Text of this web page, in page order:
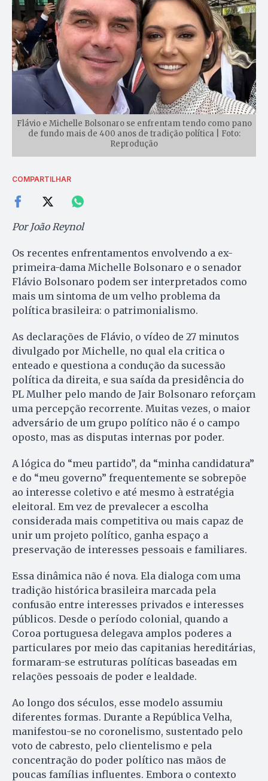
Flávio e Michelle Bolsonaro se enfrentam tendo como pano
de fundo mais de 400 anos de tradição política | Foto:
Reprodução
COMPARTILHAR
Por João Reynol
Os recentes enfrentamentos envolvendo a ex-
primeira-dama Michelle Bolsonaro e o senador
Flávio Bolsonaro podem ser interpretados como
mais um sintoma de um velho problema da
política brasileira: o patrimonialismo.
As declarações de Flávio, o vídeo de 27 minutos
divulgado por Michelle, no qual ela critica o
enteado e questiona a condução da sucessão
política da direita, e sua saída da presidência do
PL Mulher pelo mando de Jair Bolsonaro reforçam
uma percepção recorrente. Muitas vezes, o maior
adversário de um grupo político não é o campo
oposto, mas as disputas internas por poder.
A lógica do “meu partido”, da “minha candidatura”
e do “meu governo” frequentemente se sobrepõe
ao interesse coletivo e até mesmo à estratégia
eleitoral. Em vez de prevalecer a escolha
considerada mais competitiva ou mais capaz de
unir um projeto político, ganha espaço a
preservação de interesses pessoais e familiares.
Essa dinâmica não é nova. Ela dialoga com uma
tradição histórica brasileira marcada pela
confusão entre interesses privados e interesses
públicos. Desde o período colonial, quando a
Coroa portuguesa delegava amplos poderes a
particulares por meio das capitanias hereditárias,
formaram-se estruturas políticas baseadas em
relações pessoais de poder e lealdade.
Ao longo dos séculos, esse modelo assumiu
diferentes formas. Durante a República Velha,
manifestou-se no coronelismo, sustentado pelo
voto de cabresto, pelo clientelismo e pela
concentração do poder político nas mãos de
poucas famílias influentes. Embora o contexto